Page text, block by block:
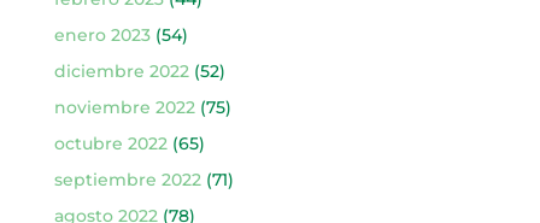
enero 2023(54)
diciembre 2022 (52)
noviembre 2022 (75)
octubre 2022 (65)
septiembre 2022 (71)
agosto 2022 (78)